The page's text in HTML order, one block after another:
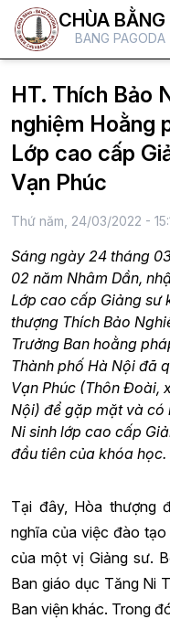
CHÙA BẰNG
BANG PAGODA
HT. Thích Bảo
nghiệm Hoằng
Lớp cao cấp
Vạn Phúc
Thứ năm, 24/03/2022 -
Sáng ngày 24 tháng
02 năm Nhâm Dần,
Lớp cao cấp Giảng sư
thượng Thích Bảo
Trưởng Ban hoằng
Thành phố Hà Nội đã
Vạn Phúc (Thôn Đoài,
Nội) để gặp mặt và có
Ni sinh lớp cao cấp
đầu tiên của khóa học.
Tại đây, Hòa thượng
nghĩa của việc đào
của một vị Giảng sư.
Ban giáo dục Tăng Ni
Ban viện khác. Trong